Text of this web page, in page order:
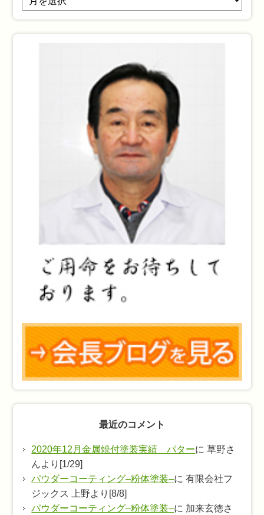
去
最近のコメント
2020年12月金属焼付塗装実績 パターに 草野さ
んより[1/29]
パウダーコーティング–粉体塗装–に 有限会社フ
ジックス 上野より[8/8]
パウダーコーティング–粉体塗装–に 加来玄徳さ